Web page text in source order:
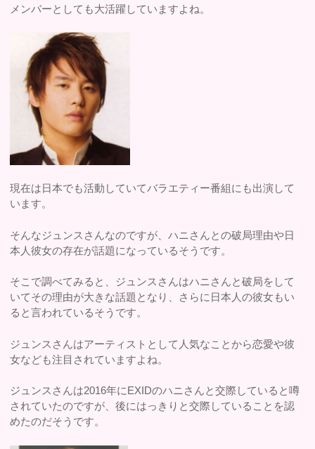
メンバーとしても大活躍していますよね。
現在は日本でも活動していてバラエティー番組にも出演して
います。
そんなジュンスさんなのですが、ハニさんとの破局理由や日
本人彼女の存在が話題になっているそうです。
そこで調べてみると、ジュンスさんはハニさんと破局をして
いてその理由が大きな話題となり、さらに日本人の彼女もい
ると言われているそうです。
ジュンスさんはアーティストとして人気なことから恋愛や彼
女なども注目されていますよね。
ジュンスさんは2016年にEXIDのハニさんと交際していると噂
されていたのですが、後にはっきりと交際していることを認
めたのだそうです。